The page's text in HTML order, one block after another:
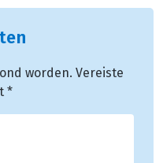
worden. Vereiste
*